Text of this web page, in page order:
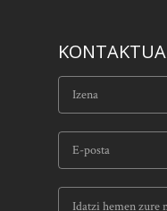
KONTAKTUA